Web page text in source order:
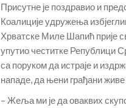
Присутне је поздравио и
Коалиције удружења
Хрватске Миле Шапић прије
упутио честитке Републици
са поруком да истраје и
нападе, да њени грађани живе
– Жеља ми је да оваквих